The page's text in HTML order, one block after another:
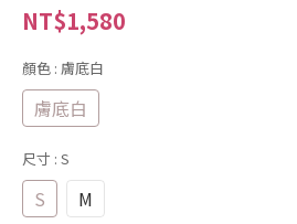
NT$1,580
顏色 : 膚底白
膚底白
尺寸 : S
S M